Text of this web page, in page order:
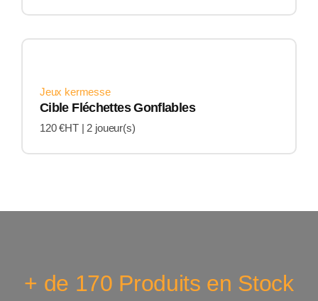
Jeux kermesse
Cible Fléchettes Gonflables
120 €HT | 2 joueur(s)
+ de 170 Produits en Stock